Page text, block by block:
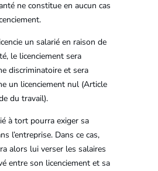
ne constitue en aucun cas
un salarié en raison de
le licenciement sera
discriminatoire et sera
un licenciement nul (Article
du travail).
à tort pourra exiger sa
l’entreprise. Dans ce cas,
alors lui verser les salaires
entre son licenciement et sa